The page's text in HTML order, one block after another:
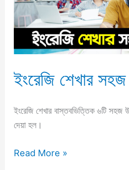
ইংরেজি শেখার
ইংরেজি শেখার বাস্তবভিত্তিক ৬টি সহজ
দেয়া হল।
উপায়
Read More »